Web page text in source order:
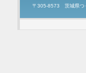
〒305-8573 茨城県つ